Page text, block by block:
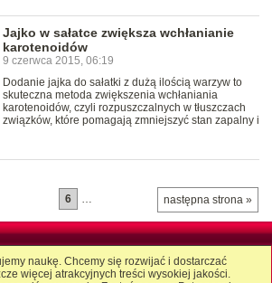
Jajko w sałatce zwiększa wchłanianie
karotenoidów
9 czerwca 2015, 06:19
Dodanie jajka do sałatki z dużą ilością warzyw to
skuteczna metoda zwiększenia wchłaniania
karotenoidów, czyli rozpuszczalnych w tłuszczach
związków, które pomagają zmniejszyć stan zapalny i
następna strona »
6 …
naukę. Chcemy się rozwijać i dostarczać
więcej atrakcyjnych treści wysokiej jakości.